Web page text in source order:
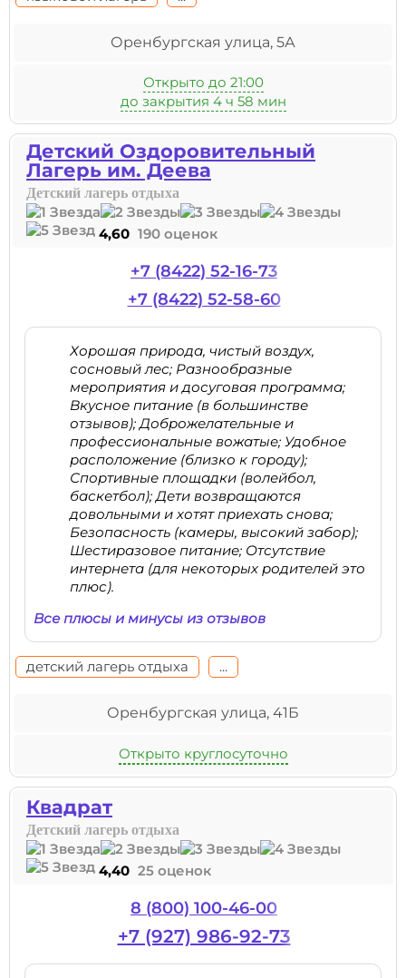
Оренбургская улица, 5А
Открыто до 21:00
до закрытия 4 ч 58 мин
Детский Оздоровительный
Лагерь им. Деева
Детский лагерь отдыха
4,60 190 оценок
+7 (8422) 52-16-73
+7 (8422) 52-58-60
Хорошая природа, чистый воздух,
сосновый лес; Разнообразные
мероприятия и досуговая программа;
Вкусное питание (в большинстве
отзывов); Доброжелательные и
профессиональные вожатые; Удобное
расположение (близко к городу);
Спортивные площадки (волейбол,
баскетбол); Дети возвращаются
довольными и хотят приехать снова;
Безопасность (камеры, высокий забор);
Шестиразовое питание; Отсутствие
интернета (для некоторых родителей это
плюс).
Все плюсы и минусы из отзывов
детский лагерь отдыха ...
Оренбургская улица, 41Б
Открыто круглосуточно
Квадрат
Детский лагерь отдыха
4,40 25 оценок
8 (800) 100-46-00
+7 (927) 986-92-73